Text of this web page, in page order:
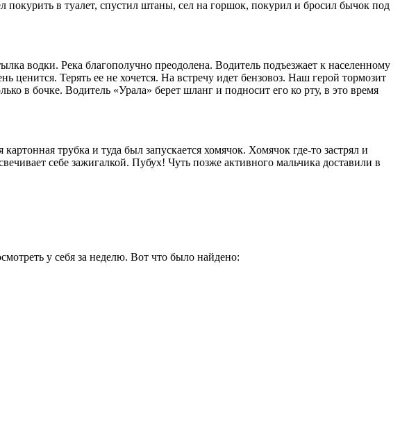
в туалет, спустил штаны, сел на горшок, покурил и бросил бычок под
водки. Река благополучно преодолена. Водитель подъезжает к населенному
Терять ее не хочется. На встречу идет бензовоз. Наш герой тормозит
в бочке. Водитель «Урала» берет шланг и подносит его ко рту, в это время
трубка и туда был запускается хомячок. Хомячок где-то застрял и
себе зажигалкой. Пубух! Чуть позже активного мальчика доставили в
у себя за неделю. Вот что было найдено: